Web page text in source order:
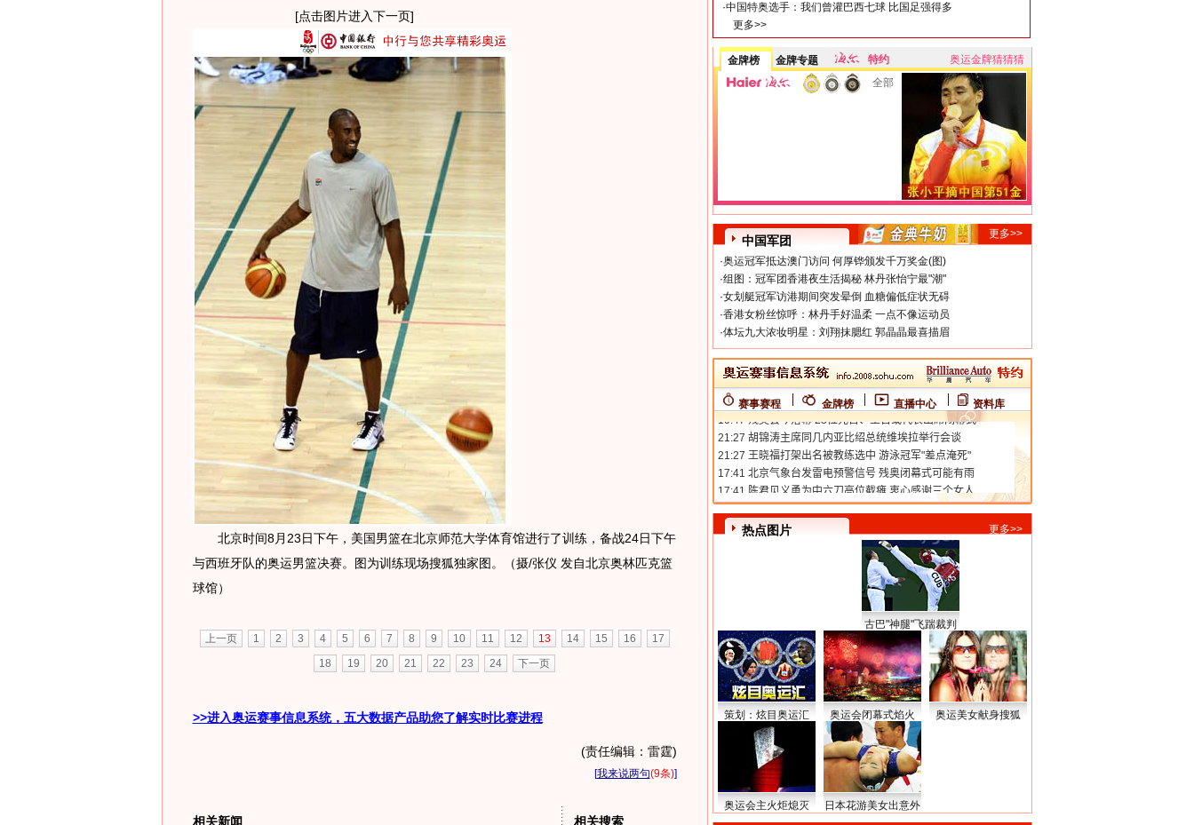
[点击图片进入下一页]
北京时间8月23日下午，美国男篮在北京师范大学体育馆进行了训练，备战24日下午
与西班牙队的奥运男篮决赛。图为训练现场搜狐独家图。（摄/张仪 发自北京奥林匹克篮
球馆）
上一页 1 2 3 4 5 6 7 8 9 10 11 12 13 14 15 16
17
18
19 20 21 22 23 24 下一页
>>进入奥运赛事信息系统，五大数据产品助您了解实时比赛进程
(责任编辑：雷霆)
[我来说两句(9条)]
相关新闻
相关搜索
·中国特奥选手：我们曾灌巴西七球 比国足强得多
更多>>
金牌榜 金牌专题 特约
奥运金牌猜猜猜
全部
中国军团
更多>>
·奥运冠军抵达澳门访问 何厚铧颁发千万奖金(图)
·组图：冠军团香港夜生活揭秘 林丹张怡宁最"潮"
·女划艇冠军访港期间突发晕倒 血糖偏低症状无碍
·香港女粉丝惊呼：林丹手好温柔 一点不像运动员
·体坛九大浓妆明星：刘翔抹腮红 郭晶晶最喜描眉
赛事赛程 金牌榜 直播中心 资料库
热点图片 更多>>
古巴"神腿"飞踹裁判
策划：炫目奥运汇 奥运会闭幕式焰火 奥运美女献身搜狐
奥运会主火炬熄灭 日本花游美女出意外